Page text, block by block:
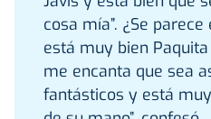
cosa mía”. ¿Se
está muy bien
me encanta que sea
fantásticos y está